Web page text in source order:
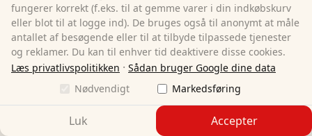
fungerer korrekt (f.eks. til at gemme varer i din indkøbskurv
eller blot til at logge ind). De bruges også til anonymt at måle
antallet af besøgende eller til at tilbyde tilpassede tjenester
og reklamer. Du kan til enhver tid deaktivere disse cookies.
Læs privatlivspolitikken · Sådan bruger Google dine data
Nødvendigt
Markedsføring
Luk Accepter